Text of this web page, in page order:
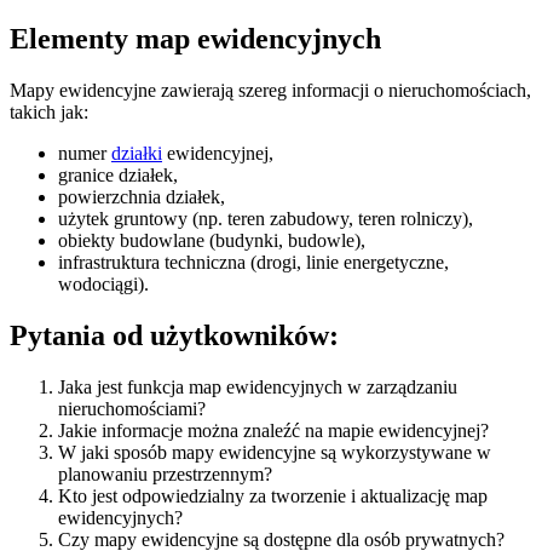
Elementy map ewidencyjnych
Mapy ewidencyjne zawierają szereg informacji o nieruchomościach,
takich jak:
numerdziałki ewidencyjnej,
granice działek,
powierzchnia działek,
użytek gruntowy (np. teren zabudowy, teren rolniczy),
obiekty budowlane (budynki, budowle),
infrastruktura techniczna (drogi, linie energetyczne,
wodociągi).
Pytania od użytkowników:
Jaka jest funkcja map ewidencyjnych w zarządzaniu
nieruchomościami?
Jakie informacje można znaleźć na mapie ewidencyjnej?
W jaki sposób mapy ewidencyjne są wykorzystywane w
planowaniu przestrzennym?
Kto jest odpowiedzialny za tworzenie i aktualizację map
ewidencyjnych?
Czy mapy ewidencyjne są dostępne dla osób prywatnych?